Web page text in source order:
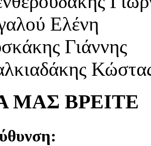
Ελένη
Γιάννης
ΜΑΣ ΒΡΕΙΤΕ